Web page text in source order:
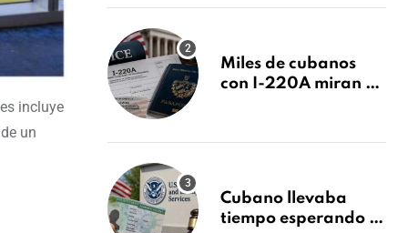
incluye
un
sin previo aviso
Miles de cubanos
con I-220A miran al
decidirse en una
Cubano llevaba
tiempo esperando su